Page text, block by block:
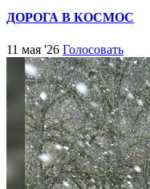
ДОРОГА В КОСМОС
11 мая '26 Голосовать